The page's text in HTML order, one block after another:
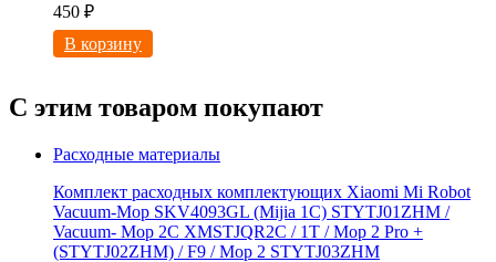
450 ₽
В корзину
С этим товаром покупают
Расходные материалы
Комплект расходных комплектующих Xiaomi Mi Robot
Vacuum-Mop SKV4093GL (Mijia 1C) STYTJ01ZHM /
Vacuum- Mop 2C XMSTJQR2C / 1T / Mop 2 Pro +
(STYTJ02ZHM) / F9 / Mop 2 STYTJ03ZHM